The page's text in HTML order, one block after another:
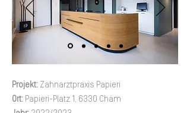
Projekt: Zahnarztpraxis Papieri
Ort: Papieri-Platz 1, 6330 Cham